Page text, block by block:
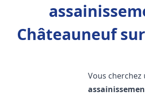
Châteauneuf
Vous cherchez